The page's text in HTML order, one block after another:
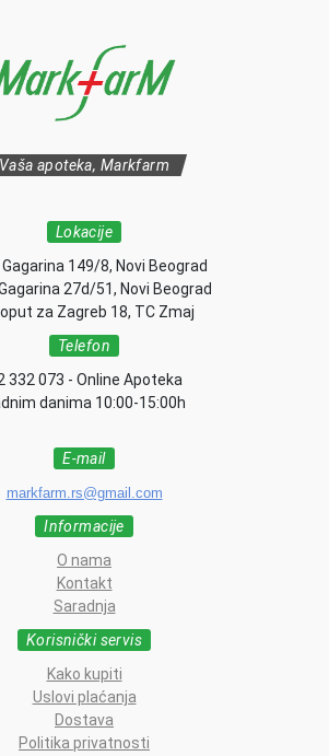
Vaša apoteka, Markfarm
Lokacije
149/8, Novi Beograd
27d/51, Novi Beograd
za Zagreb 18, TC Zmaj
Telefon
332 073 - Online Apoteka
danima 10:00-15:00h
E-mail
markfarm.rs@gmail.com
Informacije
O nama
Kontakt
Saradnja
Korisnički servis
Kako kupiti
Uslovi plaćanja
Dostava
Politika privatnosti